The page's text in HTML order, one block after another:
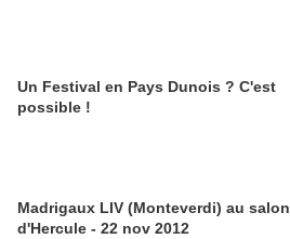
Un Festival en Pays Dunois ? C'est
possible !
Madrigaux LIV (Monteverdi) au salon
d'Hercule - 22 nov 2012